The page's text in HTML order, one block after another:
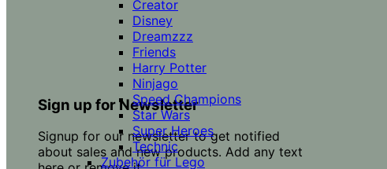
Sign up for Newsletter
Signup for our newsletter to get notified
about sales and new products. Add any text
Creator
Disney
Dreamzzz
Friends
Harry Potter
Ninjago
Speed Champions
Star Wars
Super Heroes
Technic
Zubehör für Lego